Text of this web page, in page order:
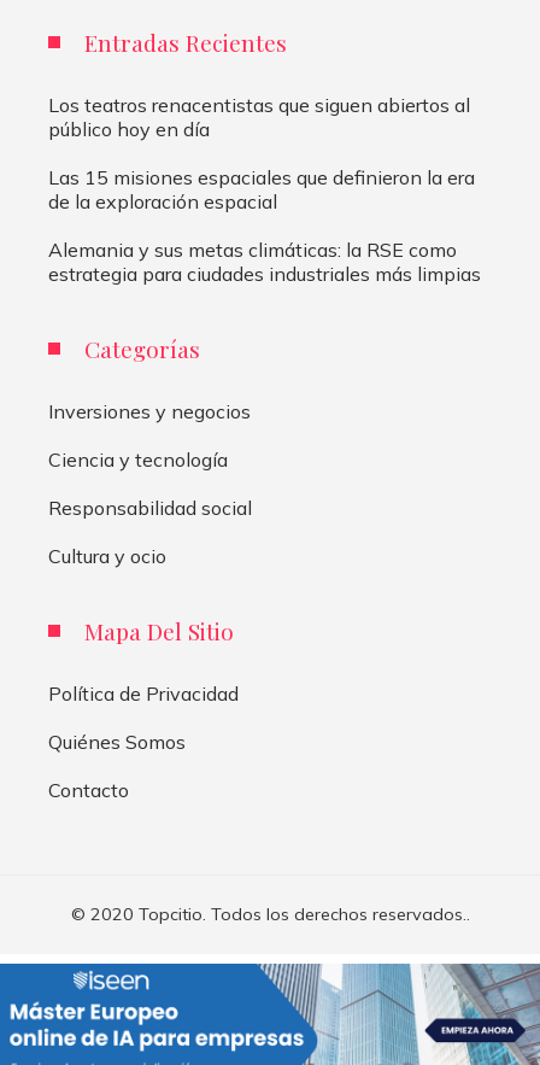
Entradas Recientes
Los teatros renacentistas que siguen abiertos al
público hoy en día
Las 15 misiones espaciales que definieron la era
de la exploración espacial
Alemania y sus metas climáticas: la RSE como
estrategia para ciudades industriales más limpias
Categorías
Inversiones y negocios
Ciencia y tecnología
Responsabilidad social
Cultura y ocio
Mapa Del Sitio
Política de Privacidad
Quiénes Somos
Contacto
© 2020 Topcitio. Todos los derechos reservados..